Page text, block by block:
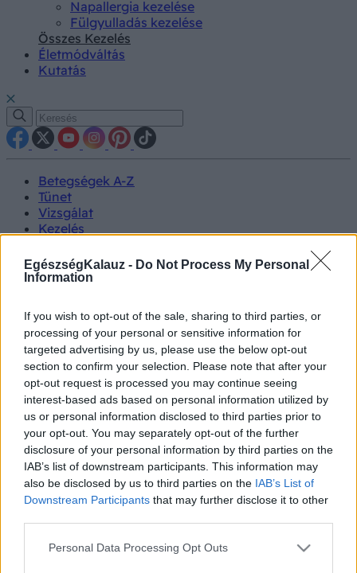
EgészségKalauz - Do Not Process My Personal
Information
If you wish to opt-out of the sale, sharing to third parties, or
processing of your personal or sensitive information for
targeted advertising by us, please use the below opt-out
section to confirm your selection. Please note that after your
opt-out request is processed you may continue seeing
interest-based ads based on personal information utilized by
us or personal information disclosed to third parties prior to
your opt-out. You may separately opt-out of the further
disclosure of your personal information by third parties on the
IAB’s list of downstream participants. This information may
also be disclosed by us to third parties on the IAB’s List of
Downstream Participants that may further disclose it to other
Please note that this website/app uses one or more Google
Personal Data Processing Opt Outs
Napallergia kezelése
Fülgyulladás kezelése
Összes Kezelés
Életmódváltás
Kutatás
Betegségek A-Z
Tünet
Vizsgálat
Kezelés
Kutatás
Prevenció
Kisállatok egészsége
#allergia #influenza
#cukorbetegség
#orvosmeteorológia
#vérnyomás #stroke
#rákbetegség
#pajzsmirigy#reflux#ekcéma#herpesz
Regisztráció
Fokhagyma
Fokhagyma